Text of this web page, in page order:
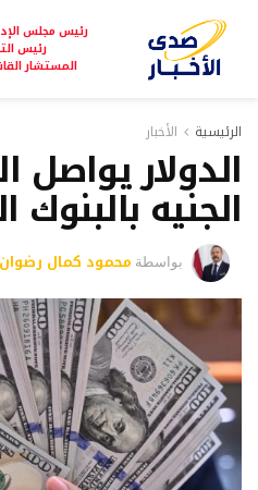
رئيس مجلس
رئيس
المستشار
الرئيسية الأخبار
الدولار يواصل
الجنيه بالبنوك
بواسطة محمود كمال رضوان